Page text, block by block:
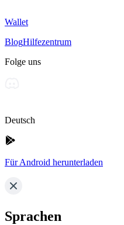
Wallet
BlogHilfezentrum
Folge uns
Deutsch
Für Android herunterladen
Sprachen